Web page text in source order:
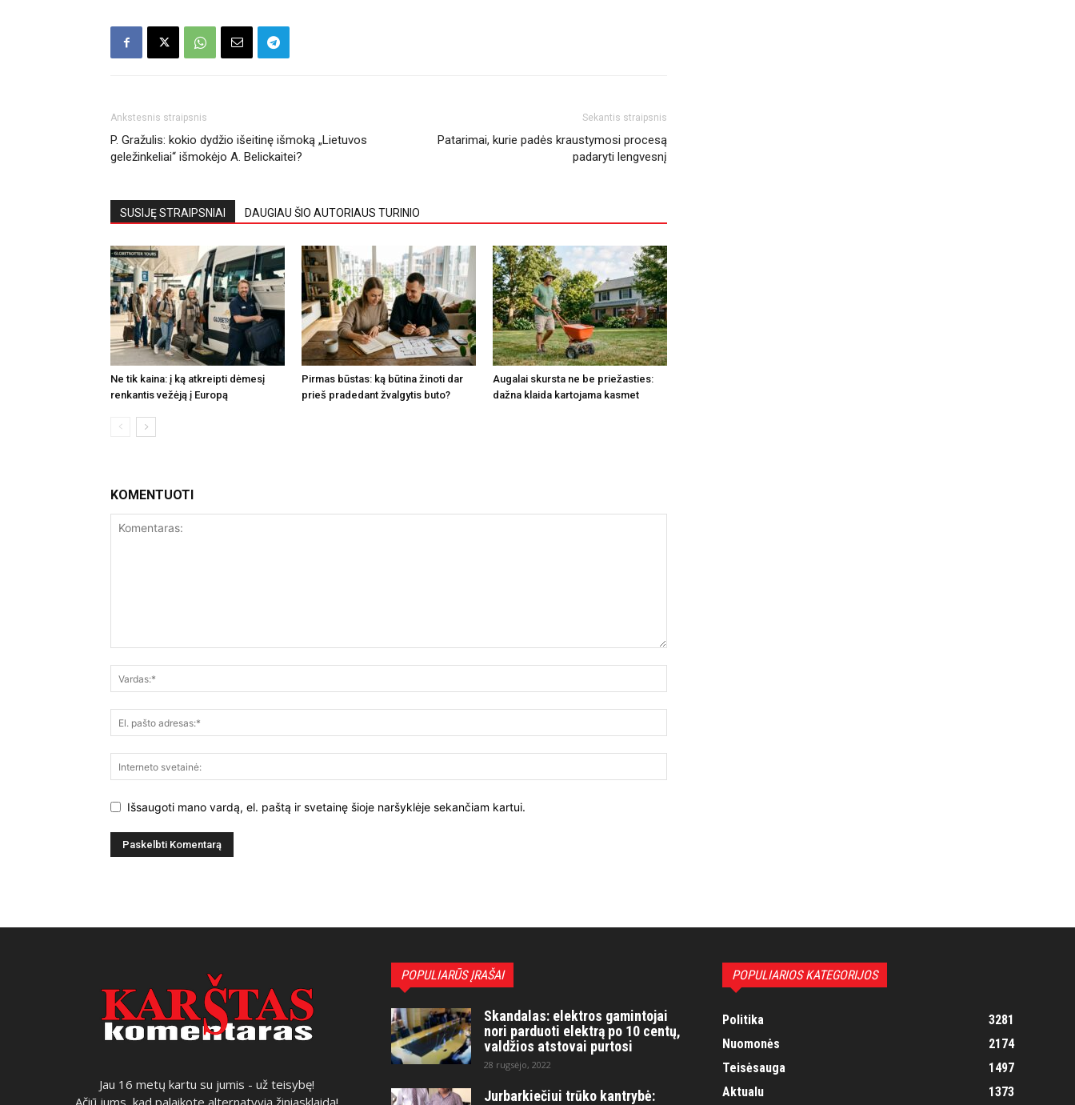
Ankstesnis straipsnis
P. Gražulis: kokio dydžio išeitinę išmoką „Lietuvos
geležinkeliai“ išmokėjo A. Belickaitei?
Sekantis straipsnis
Patarimai, kurie padės kraustymosi procesą
padaryti lengvesnį
SUSIJĘ STRAIPSNIAI DAUGIAU ŠIO AUTORIAUS TURINIO
Ne tik kaina: į ką atkreipti dėmesį
renkantis vežėją į Europą
Pirmas būstas: ką būtina žinoti dar
prieš pradedant žvalgytis buto?
Augalai skursta ne be priežasties:
dažna klaida kartojama kasmet
KOMENTUOTI
Išsaugoti mano vardą, el. paštą ir svetainę šioje naršyklėje sekančiam kartui.
Jau 16 metų kartu su jumis - už teisybę!
Ačiū jums, kad palaikote alternatyvią žiniasklaidą!
POPULIARŪS ĮRAŠAI
Skandalas: elektros gamintojai
nori parduoti elektrą po 10 centų,
valdžios atstovai purtosi
28 rugsėjo, 2022
Jurbarkiečiui trūko kantrybė:
POPULIARIOS KATEGORIJOS
Politika
3281
Nuomonės
2174
Teisėsauga
1497
Aktualu
1373